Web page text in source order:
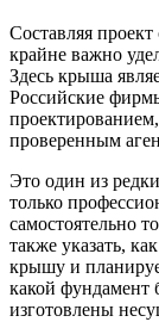
Составляя
крайне важно
Здесь крыша
Российские
проверенным
Это один из
только
самостоятельно
также указать,
крышу и
какой фундамент
изготовлены